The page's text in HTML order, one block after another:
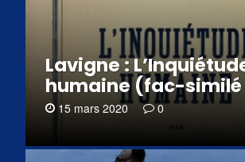
Lavigne :
humaine (fac-similé
15 mars 2020 0